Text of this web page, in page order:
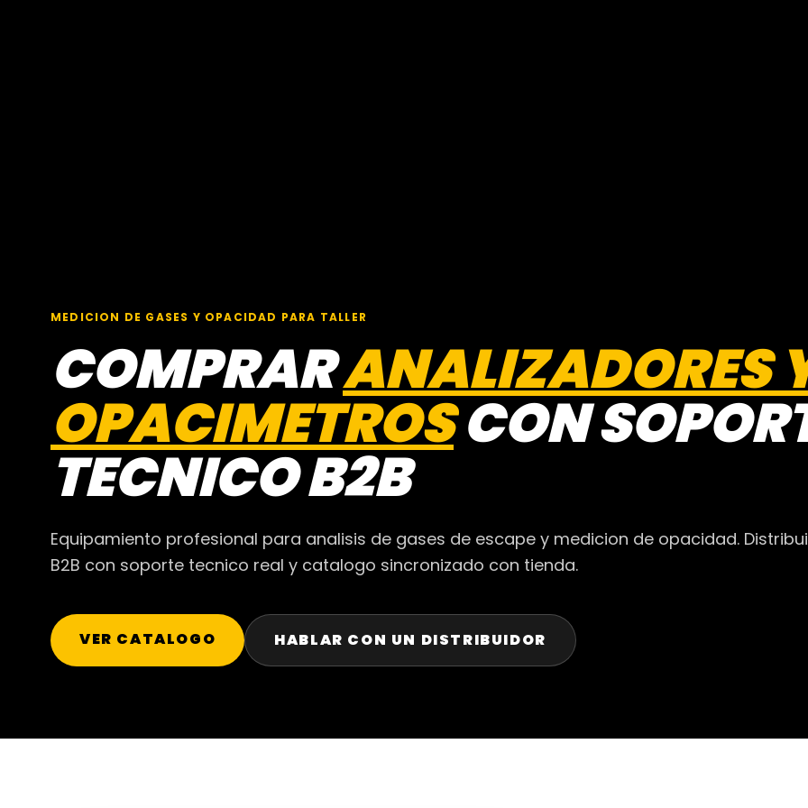
MEDICION DE GASES Y OPACIDAD PARA TALLER
COMPRARANALIZADORES
OPACIMETROSCON
TECNICO B2B
Equipamiento profesional para analisis de gases de escape y medicion de opacidad.
B2B con soporte tecnico real y catalogo sincronizado con tienda.
VER CATALOGO HABLAR CON UN DISTRIBUIDOR